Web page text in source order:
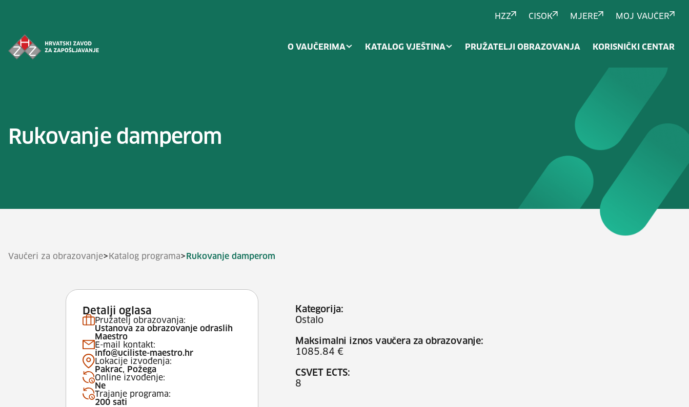
HZZ CISOK MJERE MOJ VAUČER
O VAUČERIMA KATALOG VJEŠTINA PRUŽATELJI OBRAZOVANJA KORISNIČKI CENTAR
Rukovanje damperom
Vaučeri za obrazovanje> Katalog programa> Rukovanje damperom
Detalji oglasa
Pružatelj obrazovanja:
Ustanova za obrazovanje odraslih
Maestro
E-mail kontakt:
info@uciliste-maestro.hr
Lokacije izvođenja:
Pakrac, Požega
Online izvođenje:
Ne
Trajanje programa:
200 sati
Kategorija:
Ostalo
Maksimalni iznos vaučera za obrazovanje:
1085.84 €
CSVET ECTS:
8